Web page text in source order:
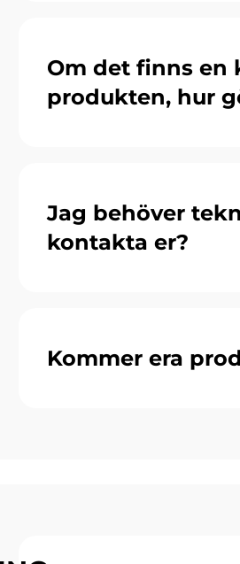
Om det finns en
produkten, hur
Jag behöver
kontakta er?
Kommer era